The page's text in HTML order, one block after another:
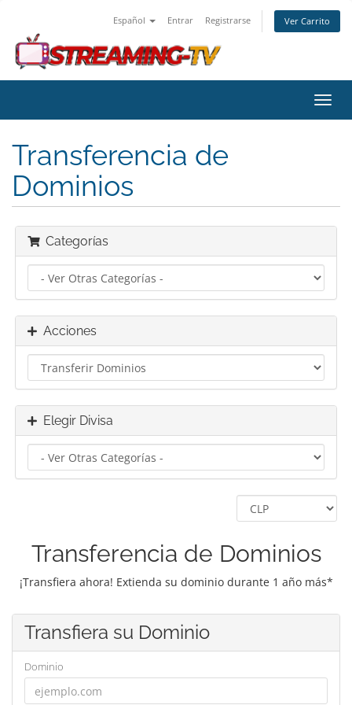
Español Entrar Registrarse Ver Carrito
Transferencia de
Dominios
Categorías
Acciones
Elegir Divisa
Transferencia de Dominios
¡Transfiera ahora! Extienda su dominio durante 1 año más*
Transfiera su Dominio
Dominio